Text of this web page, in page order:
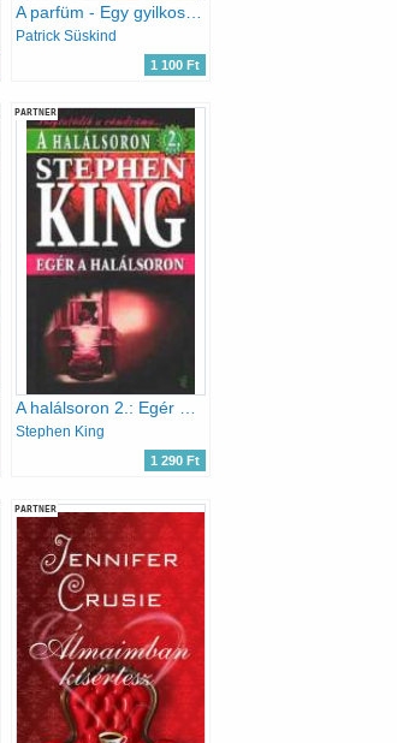
Patrick Süskind
1 100 Ft
PARTNER
A halálsoron 2.: Egér a halálsoron
Stephen King
1 290 Ft
PARTNER